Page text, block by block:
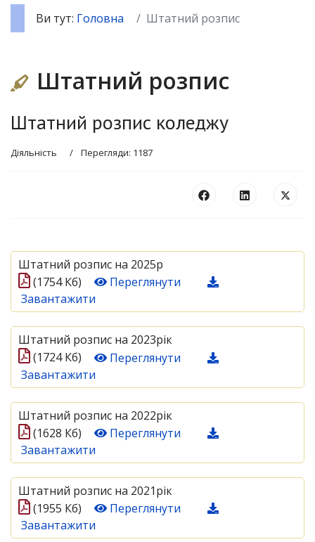
Ви тут: Головна Штатний розпис
Штатний розпис
Штатний розпис коледжу
Діяльність Перегляди: 1187
Штатний розпис на 2025р
(1754 Кб)
Переглянути
Завантажити
Штатний розпис на 2023рік
(1724 Кб)
Переглянути
Завантажити
Штатний розпис на 2022рік
(1628 Кб)
Переглянути
Завантажити
Штатний розпис на 2021рік
(1955 Кб)
Переглянути
Завантажити